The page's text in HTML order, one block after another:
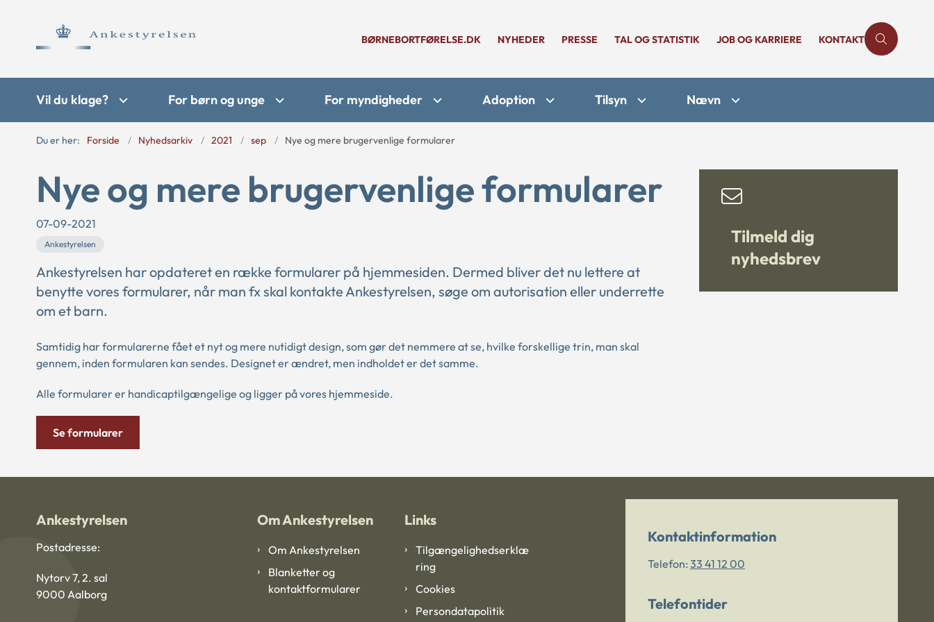
BØRNEBORTFØRELSE.DK NYHEDER PRESSE TAL OG STATISTIK JOB OG KARRIERE KONTAKT
Vil du klage? For børn og unge For myndigheder Adoption Tilsyn Nævn
Du er her: Forside Nyhedsarkiv 2021 sep Nye og mere brugervenlige formularer
Nye og mere brugervenlige formularer
07-09-2021
Ankestyrelsen
Ankestyrelsen har opdateret en række formularer på hjemmesiden. Dermed bliver det nu lettere at
benytte vores formularer, når man fx skal kontakte Ankestyrelsen, søge om autorisation eller underrette
om et barn.
Samtidig har formularerne fået et nyt og mere nutidigt design, som gør det nemmere at se, hvilke forskellige trin, man skal
gennem, inden formularen kan sendes. Designet er ændret, men indholdet er det samme.
Alle formularer er handicaptilgængelige og ligger på vores hjemmeside.
Se formularer
Tilmeld dig
nyhedsbrev
Ankestyrelsen
Postadresse:
Nytorv 7, 2. sal
9000 Aalborg
Om Ankestyrelsen
Om Ankestyrelsen
Blanketter og
kontaktformularer
Links
Tilgængelighedserklæ
ring
Cookies
Persondatapolitik
Kontaktinformation
Telefon: 33 41 12 00
Telefontider